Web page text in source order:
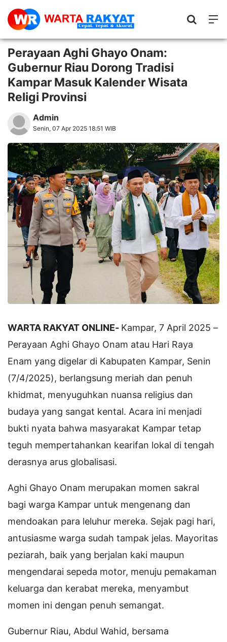
Perayaan Aghi Ghayo Onam:
Gubernur Riau Dorong Tradisi
Kampar Masuk Kalender Wisata
Religi Provinsi
Admin
Senin, 07 Apr 2025 18:51 WIB
WARTA RAKYAT ONLINE- Kampar, 7 April 2025 –
Perayaan Aghi Ghayo Onam atau Hari Raya
Enam yang digelar di Kabupaten Kampar, Senin
(7/4/2025), berlangsung meriah dan penuh
khidmat, menyuguhkan nuansa religius dan
budaya yang sangat kental. Acara ini menjadi
bukti nyata bahwa masyarakat Kampar tetap
teguh mempertahankan kearifan lokal di tengah
derasnya arus globalisasi.
Aghi Ghayo Onam merupakan momen sakral
bagi warga Kampar untuk mengenang dan
mendoakan para leluhur mereka. Sejak pagi hari,
antusiasme warga sudah tampak jelas. Mayoritas
peziarah, baik yang berjalan kaki maupun
mengendarai sepeda motor, menuju pemakaman
keluarga dan kerabat mereka, menyambut
momen ini dengan penuh semangat.
Gubernur Riau, Abdul Wahid, bersama